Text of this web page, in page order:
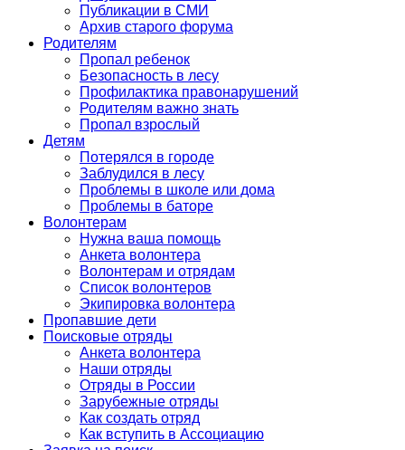
Публикации в СМИ
Архив старого форума
Родителям
Пропал ребенок
Безопасность в лесу
Профилактика правонарушений
Родителям важно знать
Пропал взрослый
Детям
Потерялся в городе
Заблудился в лесу
Проблемы в школе или дома
Проблемы в баторе
Волонтерам
Нужна ваша помощь
Анкета волонтера
Волонтерам и отрядам
Список волонтеров
Экипировка волонтера
Пропавшие дети
Поисковые отряды
Анкета волонтера
Наши отряды
Отряды в России
Зарубежные отряды
Как создать отряд
Как вступить в Ассоциацию